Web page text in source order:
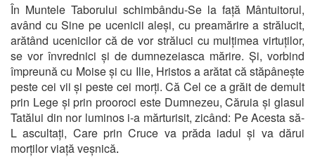
În Muntele Taborului schimbându-Se la față Mântuitorul,
având cu Sine pe ucenicii aleși, cu preamărire a strălucit,
arătând ucenicilor că de vor străluci cu mulțimea virtuților,
se vor învrednici și de dumnezeiasca mărire. Și, vorbind
împreună cu Moise și cu Ilie, Hristos a arătat că stăpânește
peste cei vii și peste cei morți. Că Cel ce a grăit de demult
prin Lege și prin prooroci este Dumnezeu, Căruia și glasul
Tatălui din nor luminos i-a mărturisit, zicând: Pe Acesta să-
L ascultați, Care prin Cruce va prăda iadul și va dărui
morților viață veșnică.